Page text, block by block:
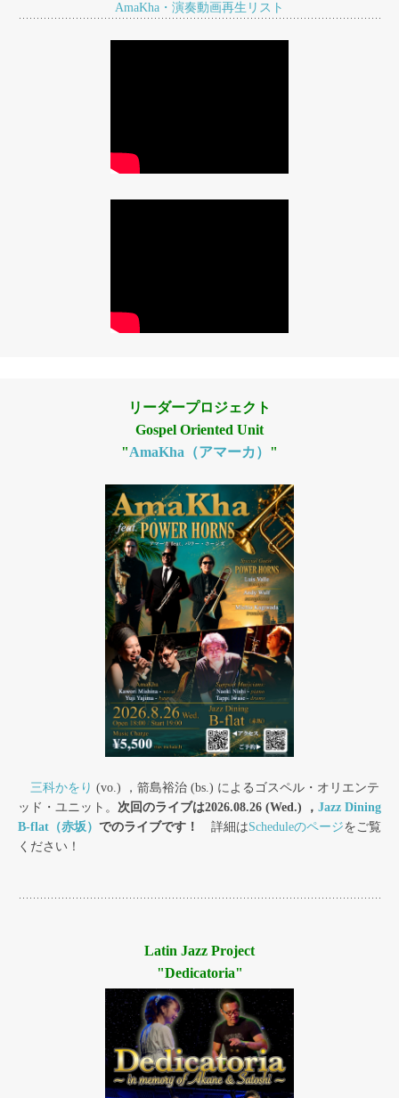
ン
AmaKha・演奏動画再生リスト
リーダープロジェクト
Gospel Oriented Unit
"AmaKha（アマーカ） "
三科かをり (vo.) ，箭島裕治 (bs.) によるゴスペル・オリエンテ
ッド・ユニット。 次回のライブは2026.08.26 (Wed.) ， Jazz Dining
B-flat（赤坂） でのライブです！ 詳細はScheduleのページをご覧
ください！
Latin Jazz Project
"Dedicatoria"